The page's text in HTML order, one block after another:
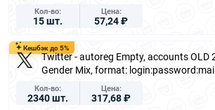
Кол-во
15 шт.
Цена
57,24 ₽
Кешбэк до 5%
Twitter - autoreg Empty, accounts OLD
Gender Mix, format:
Кол-во
2340 шт.
Цена
317,68 ₽